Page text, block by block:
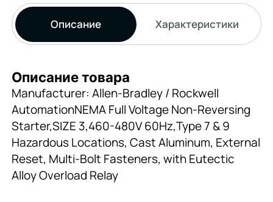
Описание Характеристики
Описание товара
Manufacturer: Allen-Bradley / Rockwell
AutomationNEMA Full Voltage Non-Reversing
Starter,SIZE 3,460-480V 60Hz,Type 7 & 9
Hazardous Locations, Cast Aluminum, External
Reset, Multi-Bolt Fasteners, with Eutectic
Alloy Overload Relay